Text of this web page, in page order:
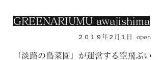
GREENARIUMU awajishima
​２０１９年２月１日 open
「淡路の島菜園」が運営する空飛ぶい